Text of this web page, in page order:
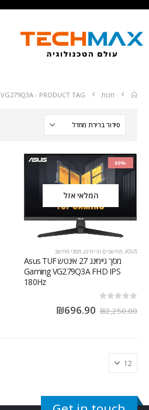
חנות PRODUCT TAG -
VG279Q3A
-69%
המלאי אזל
ASUS
, מחשבים וגיימינג, מסכי מחשב
מסך גיימינג ‏27 ‏אינטש Asus TUF
Gaming VG279Q3A FHD IPS
180Hz
₪2,250.00
₪696.90